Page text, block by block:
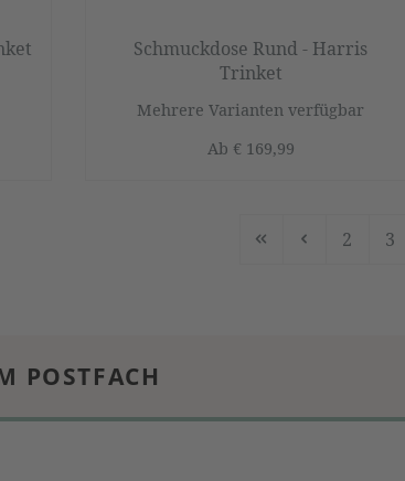
Schmuckdose Rund - Harris
Trinket
Mehrere Varianten verfügbar
Ab € 169,99
Seite
2 3
POSTFACH